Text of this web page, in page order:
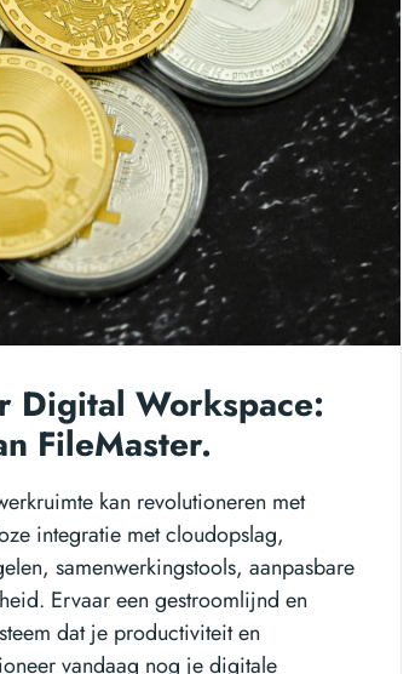
Digital Workspace:
FileMaster.
kan revolutioneren met
integratie met cloudopslag,
samenwerkingstools, aanpasbare
Ervaar een gestroomlijnd en
dat je productiviteit en
vandaag nog je digitale